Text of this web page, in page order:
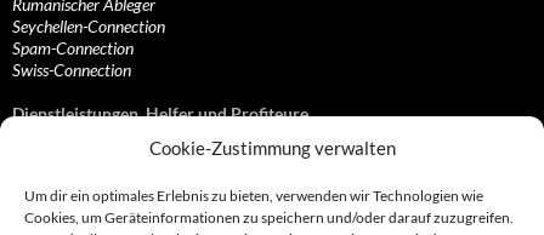
Cookie-Zustimmung verwalten
Um dir ein optimales Erlebnis zu bieten, verwenden wir Technologien wie
Cookies, um Geräteinformationen zu speichern und/oder darauf zuzugreifen.
Rumänischer Ableger
Seychellen-Connection
Spam-Connection
Swiss-Connection
Dienstleistungen, Helfer und Profiteure
Anonymisierungsdienste, VPN- und Web-Proxy…
Bezahlsysteme, Finanzdienstleister und…
Bürodienstleister, Firmengründer- und/oder…